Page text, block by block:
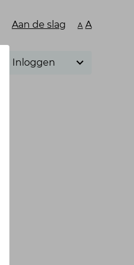
Aan de slag A A
Inloggen